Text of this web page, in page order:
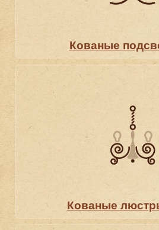
Кованые
Кованые